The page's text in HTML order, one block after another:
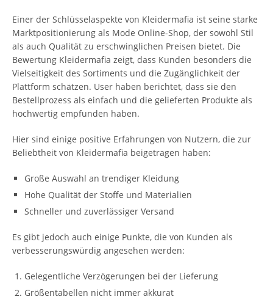
Einer der Schlüsselaspekte von Kleidermafia ist seine starke
Marktpositionierung als Mode Online-Shop, der sowohl Stil
als auch Qualität zu erschwinglichen Preisen bietet. Die
Bewertung Kleidermafia zeigt, dass Kunden besonders die
Vielseitigkeit des Sortiments und die Zugänglichkeit der
Plattform schätzen. User haben berichtet, dass sie den
Bestellprozess als einfach und die gelieferten Produkte als
hochwertig empfunden haben.
Hier sind einige positive Erfahrungen von Nutzern, die zur
Beliebtheit von Kleidermafia beigetragen haben:
Große Auswahl an trendiger Kleidung
Hohe Qualität der Stoffe und Materialien
Schneller und zuverlässiger Versand
Es gibt jedoch auch einige Punkte, die von Kunden als
verbesserungswürdig angesehen werden:
Gelegentliche Verzögerungen bei der Lieferung
Größentabellen nicht immer akkurat